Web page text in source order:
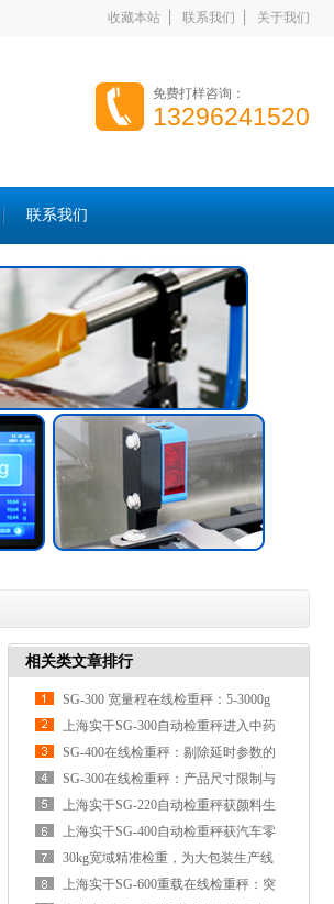
收藏本站 联系我们 关于我们
免费打样咨询：
13296241520
联系我们
相关类文章排行
SG-300 宽量程在线检重秤：5-3000g
量程段的中大包装在线重量检测方案
上海实干SG-300自动检重秤进入中药
饮片行业，助力小袋包装净含量精准
合规
SG-400在线检重秤：剔除延时参数的
设定与动态验证
SG-300在线检重秤：产品尺寸限制与
通过稳定性分析
上海实干SG-220自动检重秤获颜料生
产企业订单，翻板剔除保护软质袋装
产品
上海实干SG-400自动检重秤获汽车零
部件企业订单，用于配件包装缺件在
线检测
30kg宽域精准检重，为大包装生产线
注入高效质控新动能
上海实干SG-600重载在线检重秤：突